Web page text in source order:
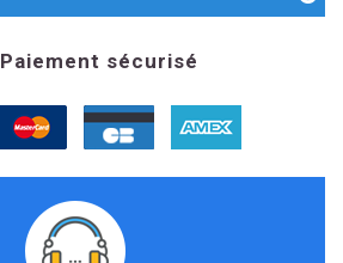
Paiement sécurisé